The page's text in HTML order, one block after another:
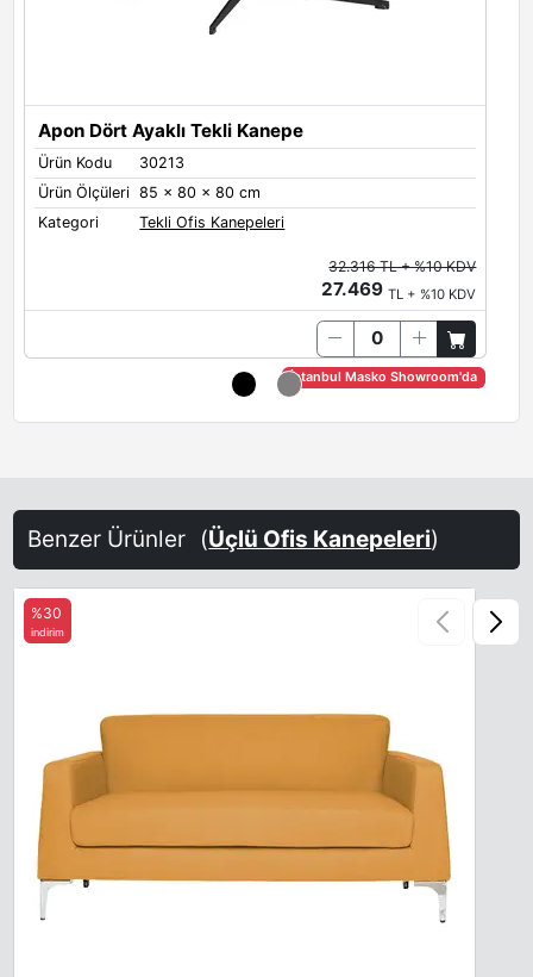
Oxide Brown Red
Terra Brown Sand-Yellow Steel Blue
Apon Dört Ayaklı Tekli Kanepe
Ürün Kodu
30213
Ürün Ölçüleri 85 x 80 x 80 cm
Kategori
Tekli Ofis Kanepeleri
32.316 TL + %10 KDV
27.469TL + %10 KDV
İstanbul Masko Showroom'da
Benzer Ürünler (Üçlü Ofis Kanepeleri)
%30
indirim